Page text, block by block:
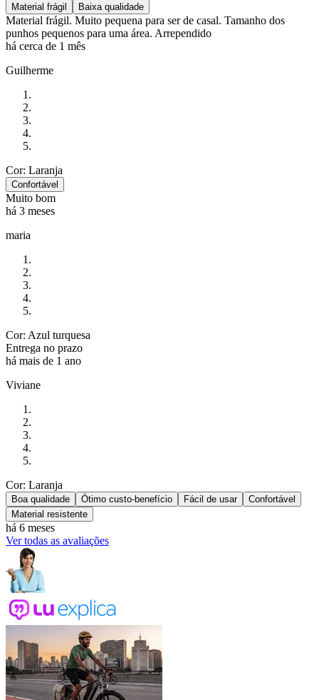
Material frágil Baixa qualidade
Material frágil. Muito pequena para ser de casal. Tamanho dos
punhos pequenos para uma área. Arrependido
há cerca de 1 mês
Guilherme
Cor: Laranja
Confortável
Muito bom
há 3 meses
maria
Cor: Azul turquesa
Entrega no prazo
há mais de 1 ano
Viviane
Cor: Laranja
Boa qualidade Ótimo custo-benefício Fácil de usar
Confortável
Material resistente
há 6 meses
Ver todas as avaliações